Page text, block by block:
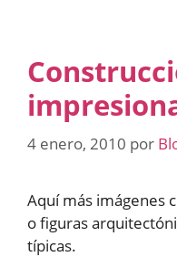
4 enero, 2010 por
Aquí más imágenes
o figuras
típicas.